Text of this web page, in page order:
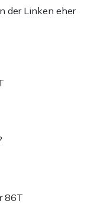
der Linken eher
86T